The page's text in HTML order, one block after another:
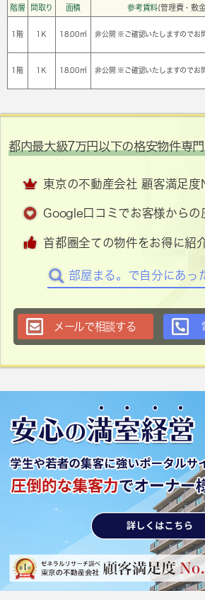
階層 間取り 面積 参考賃料(管理費・敷
1階 1Ｋ 18.00㎡ 非公開 ※ご確認いたしますのでお
1階 1Ｋ 18.00㎡ 非公開 ※ご確認いたしますのでお
都内最大級7万円以下の格安物件専
東京の不動産会社 顧客満足度
Google口コミでお客様からの
首都圏全ての物件をお得に紹
部屋まる。で自分にあっ
メールで相談する